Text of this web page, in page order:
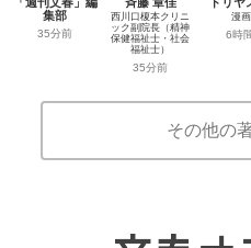
集部
35分前
西川口榎本クリニ
ック副院長（精神
保健福祉士・社会
福祉士）
35分前
漫
6時
その他の